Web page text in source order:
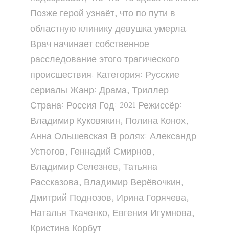
Позже герой узнаёт, что по пути в
областную клинику девушка умерла.
Врач начинает собственное
расследование этого трагического
происшествия. Категория: Русские
сериалы Жанр: Драма, Триллер
Страна: Россия Год: 2021 Режиссёр:
Владимир Куковякин, Полина Конох,
Анна Ольшевская В ролях: Александр
Устюгов, Геннадий Смирнов,
Владимир Селезнев, Татьяна
Рассказова, Владимир Верёвочкин,
Дмитрий Поднозов, Ирина Горячева,
Наталья Ткаченко, Евгения Игумнова,
Кристина Корбут